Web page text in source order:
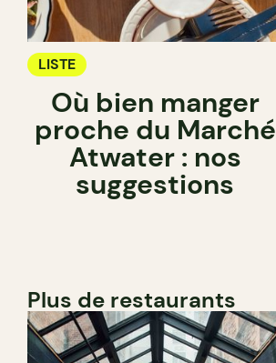
LISTE
Où bien manger
proche du Marché
Atwater : nos
suggestions
Plus de restaurants